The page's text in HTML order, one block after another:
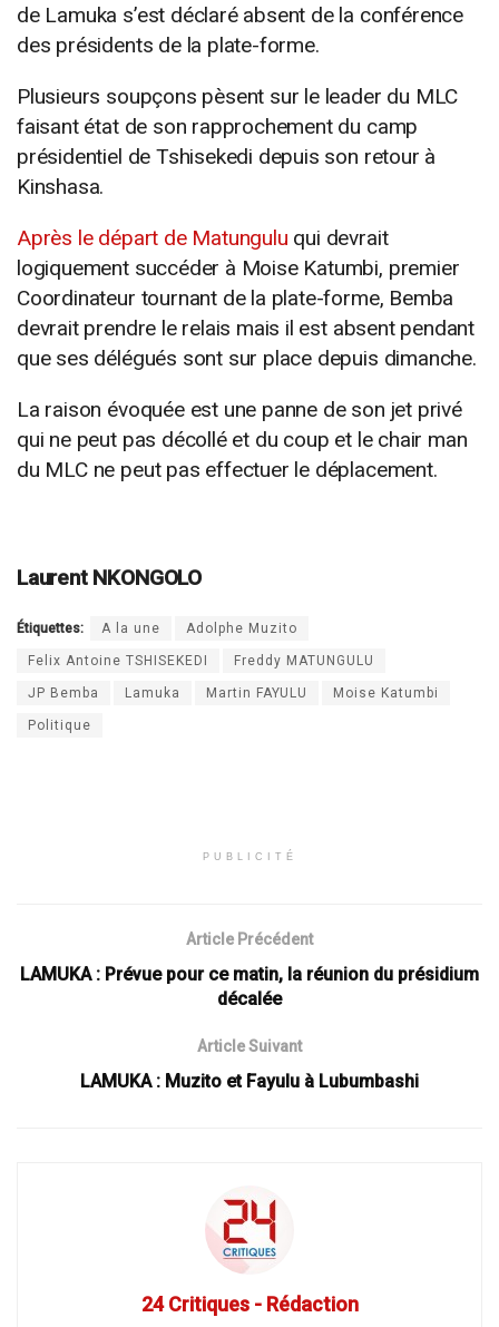
de Lamuka s’est déclaré absent de la conférence
des présidents de la plate-forme.
Plusieurs soupçons pèsent sur le leader du MLC
faisant état de son rapprochement du camp
présidentiel de Tshisekedi depuis son retour à
Kinshasa.
Après le départ de Matungulu qui devrait
logiquement succéder à Moise Katumbi, premier
Coordinateur tournant de la plate-forme, Bemba
devrait prendre le relais mais il est absent pendant
que ses délégués sont sur place depuis dimanche.
La raison évoquée est une panne de son jet privé
qui ne peut pas décollé et du coup et le chair man
du MLC ne peut pas effectuer le déplacement.
Laurent NKONGOLO
Étiquettes: A la une Adolphe Muzito
Felix Antoine TSHISEKEDI Freddy MATUNGULU
JP Bemba Lamuka Martin FAYULU Moise Katumbi
Politique
PUBLICITÉ
Article Précédent
LAMUKA : Prévue pour ce matin, la réunion du présidium
décalée
Article Suivant
LAMUKA : Muzito et Fayulu à Lubumbashi
24 Critiques - Rédaction